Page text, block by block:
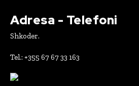
Adresa - Telefoni
Shkoder.
Tel.: +355 67 67 33 163